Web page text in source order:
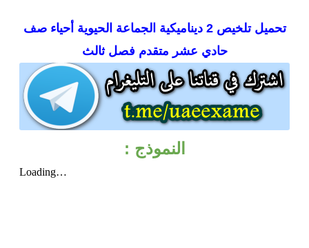
تحميل
تلخيص 2 ديناميكية الجماعة الحيوية أحياء صف
حادي عشر متقدم فصل ثالث
النموذج :